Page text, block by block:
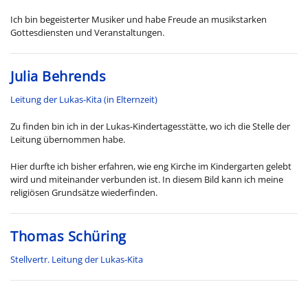
Ich bin begeisterter Musiker und habe Freude an musikstarken
Gottesdiensten und Veranstaltungen.
Julia Behrends
Leitung der Lukas-Kita (in Elternzeit)
Zu finden bin ich in der Lukas-Kindertagesstätte, wo ich die Stelle der
Leitung übernommen habe.
Hier durfte ich bisher erfahren, wie eng Kirche im Kindergarten gelebt
wird und miteinander verbunden ist. In diesem Bild kann ich meine
religiösen Grundsätze wiederfinden.
Thomas Schüring
Stellvertr. Leitung der Lukas-Kita